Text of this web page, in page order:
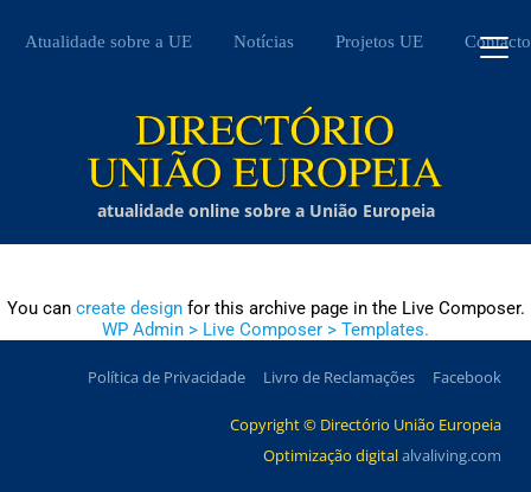
Atualidade sobre a UE Notícias Projetos UE Contacto
atualidade online sobre a União Europeia
You can create designfor this archive page in the Live Composer.
WP Admin > Live Composer > Templates.
Política de Privacidade Livro de Reclamações Facebook
Copyright © Directório União Europeia
Optimização digitalalvaliving.com